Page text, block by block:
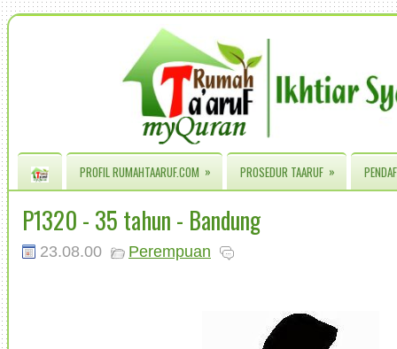
PROFIL RUMAHTAARUF.COM » PROSEDUR TAARUF »
P1320 - 35 tahun - Bandung
23.08.00 Perempuan